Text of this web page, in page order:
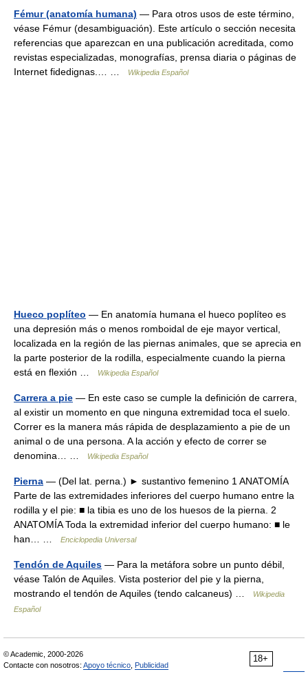
Fémur (anatomía humana) — Para otros usos de este término,
véase Fémur (desambiguación). Este artículo o sección necesita
referencias que aparezcan en una publicación acreditada, como
revistas especializadas, monografías, prensa diaria o páginas de
Internet fidedignas.… …
Wikipedia Español
Hueco poplíteo — En anatomía humana el hueco poplíteo es
una depresión más o menos romboidal de eje mayor vertical,
localizada en la región de las piernas animales, que se aprecia en
la parte posterior de la rodilla, especialmente cuando la pierna
está en flexión …
Wikipedia Español
Carrera a pie — En este caso se cumple la definición de carrera,
al existir un momento en que ninguna extremidad toca el suelo.
Correr es la manera más rápida de desplazamiento a pie de un
animal o de una persona. A la acción y efecto de correr se
denomina… …
Wikipedia Español
Pierna — (Del lat. perna.) ► sustantivo femenino 1 ANATOMÍA
Parte de las extremidades inferiores del cuerpo humano entre la
rodilla y el pie: ■ la tibia es uno de los huesos de la pierna. 2
ANATOMÍA Toda la extremidad inferior del cuerpo humano: ■ le
han… …
Enciclopedia Universal
Tendón de Aquiles — Para la metáfora sobre un punto débil,
véase Talón de Aquiles. Vista posterior del pie y la pierna,
mostrando el tendón de Aquiles (tendo calcaneus) …
Wikipedia
Español
18+
© Academic, 2000-2026
Contacte con nosotros: Apoyo técnico Publicidad